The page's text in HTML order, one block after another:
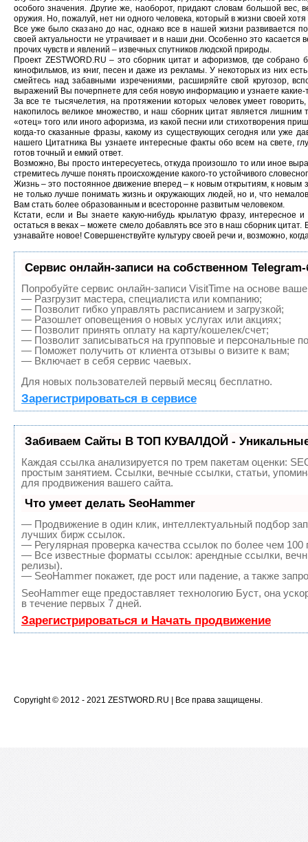
особого значения. Другие же, наоборот, придают словам большой вес,
оружия. Но, пожалуй, нет ни одного человека, который в жизни своей
Все уже было сказано до нас, однако все в нашей жизни развивается
своей актуальности не утрачивает и в наши дни. Особенно это
прочих чувств и явлений – извечных спутников людской природы.
Проект ZESTWORD.RU – это сборник цитат и афоризмов, где
кинофильмов, из книг, песен и даже из рекламы. У некоторых из них
смейтесь над забавными изречениями, расширяйте свой кругозор,
выражений Вы почерпнете для себя новую информацию и узнаете
За все те тысячелетия, на протяжении которых человек умеет
накопилось великое множество, и наш сборник цитат является
«отец» того или иного афоризма, из какой песни или стихотворения
когда-то сказанные фразы, какому из существующих сегодня или уже
нашего Цитатника Вы узнаете интересные факты обо всем на свете,
готов точный и емкий ответ.
Возможно, Вы просто интересуетесь, откуда произошло то или иное
стремитесь лучше понять происхождение какого-то устойчивого
Жизнь – это постоянное движение вперед – к новым открытиям, к новым
не только лучше понимать жизнь и окружающих людей, но и, что
Вам стать более образованным и всесторонне развитым человеком.
Кстати, если и Вы знаете какую-нибудь крылатую фразу, интересное
остаться в веках – можете смело добавлять все это в наш сборник
узнавайте новое! Совершенствуйте культуру своей речи и, возможно,
Сервис онлайн-записи на собственном Telegram-
Попробуйте сервис онлайн-записи VisitTime на основе
— Разгрузит мастера, специалиста или компанию;
— Позволит гибко управлять расписанием и загрузкой;
— Разошлет оповещения о новых услугах или акциях;
— Позволит принять оплату на карту/кошелек/счет;
— Позволит записываться на групповые и персональные
— Поможет получить от клиента отзывы о визите к вам;
— Включает в себя сервис чаевых.
Для новых пользователей первый месяц бесплатно.
Зарегистрироваться в сервисе
Забиваем Сайты В ТОП КУВАЛДОЙ - Уникальные
Каждая ссылка анализируется по трем пакетам оценки:
простым занятием. Ссылки, вечные ссылки, статьи,
для продвижения вашего сайта.
Что умеет делать SeoHammer
— Продвижение в один клик, интеллектуальный подбор
лучших бирж ссылок.
— Регулярная проверка качества ссылок по более чем 100
— Все известные форматы ссылок: арендные ссылки,
релизы).
— SeoHammer покажет, где рост или падение, а также
SeoHammer еще предоставляет технологию Буст, она
в течение первых 7 дней.
Зарегистрироваться и Начать продвижение
Copyright © 2012 - 2021 ZESTWORD.RU | Все права защищены.